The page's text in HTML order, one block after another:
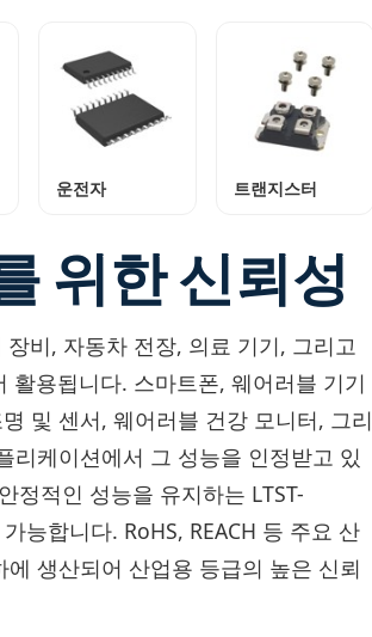
운전자 트랜지스터
위한 신뢰성
장비, 자동차 전장, 의료 기기, 그리고
용됩니다. 스마트폰, 웨어러블 기기
및 센서, 웨어러블 건강 모니터, 그리
리케이션에서 그 성능을 인정받고 있
정적인 성능을 유지하는 LTST-
능합니다. RoHS, REACH 등 주요 산
생산되어 산업용 등급의 높은 신뢰